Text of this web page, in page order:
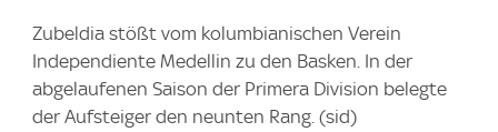
Zubeldia stößt vom kolumbianischen Verein
Independiente Medellin zu den Basken. In der
abgelaufenen Saison der Primera Division belegte
der Aufsteiger den neunten Rang. (sid)